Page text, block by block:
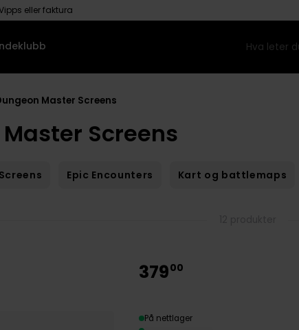
eller faktura
Master Screens
Screens
Epic Encounters Kart og battlemaps
37900
På nettlager